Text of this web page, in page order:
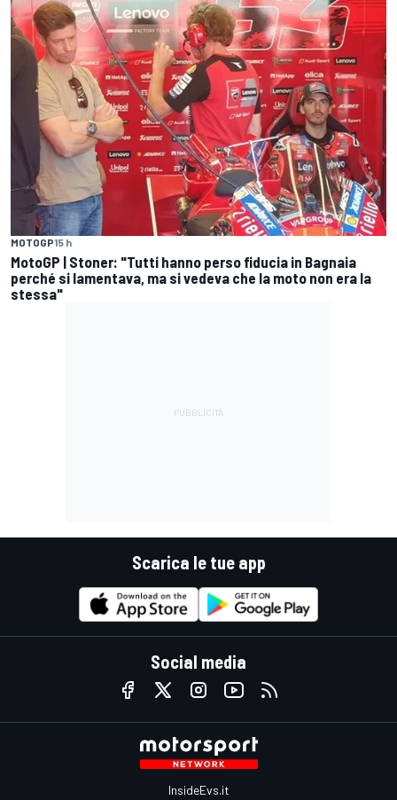
MOTOGP15 h
MotoGP | Stoner: "Tutti hanno perso fiducia in Bagnaia
perché si lamentava, ma si vedeva che la moto non era la
stessa"
Scarica le tue app
Social media
InsideEvs.it